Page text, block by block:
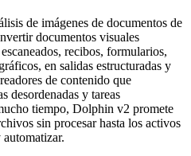
de imágenes de documentos de
documentos visuales
recibos, formularios,
en salidas estructuradas y
de contenido que
desordenadas y tareas
tiempo, Dolphin v2 promete
sin procesar hasta los activos